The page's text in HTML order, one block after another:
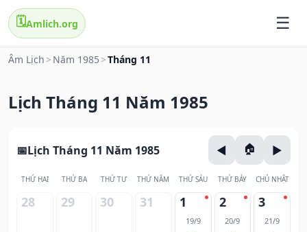
🗓️Amlich.org
Âm Lịch > Năm 1985 >Tháng 11
Lịch Tháng 11 Năm 1985
Lịch Tháng 11 Năm 1985
THỨ HAI THỨ BA THỨ TƯ THỨ NĂM THỨ SÁU THỨ BẢY CHỦ NHẬT
28 29 30 31 1
19/9
2
20/9
3
21/9